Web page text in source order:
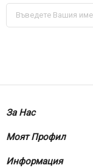
Абонирай
за
За Нас
Моят Профил
Информация